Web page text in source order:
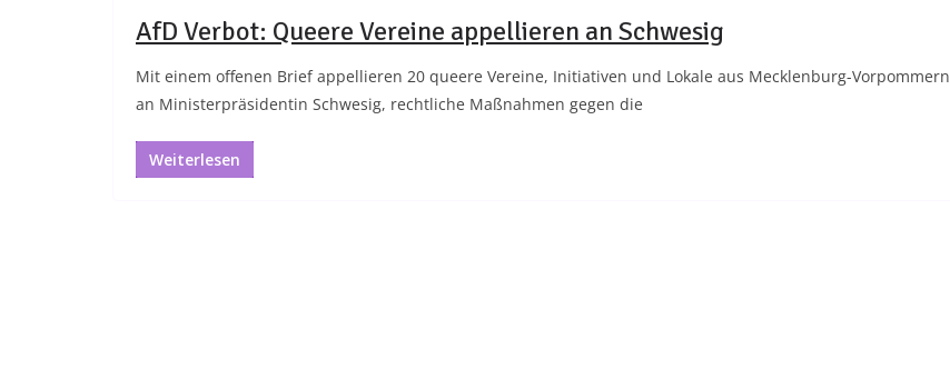
AfD Verbot: Queere Vereine appellieren an Schwesig
Mit einem offenen Brief appellieren 20 queere Vereine, Initiativen und Lokale aus Mecklenburg-Vorpommern
an Ministerpräsidentin Schwesig, rechtliche Maßnahmen gegen die
Weiterlesen